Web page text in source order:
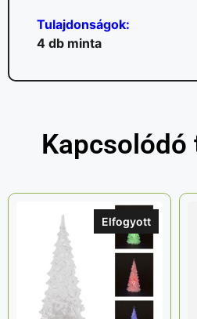
Tulajdonságok:
4 db minta
Kapcsolódó
Elfogyott